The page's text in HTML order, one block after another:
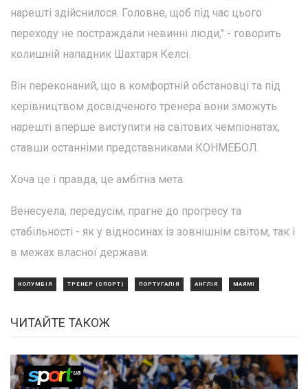
нарешті здійснилося. Головне, щоб під час цього
переходу не постраждали невинні люди," - говорить
колишній нападник Шахтаря Келсі.
Він переконаний, що в комфортній обстановці та під
керівництвом досвідченого тренера вони зможуть
нарешті вперше виступити на світових чемпіонатах,
ставши останніми представниками КОНМЕБОЛ.
Хоча це і правда, це амбітна мета.
Венесуела, передусім, прагне до прогресу та
стабільності - як у відносинах із зовнішнім світом, так і
в межах власної держави.
КОЛУМБІЯ ТРЕНЕР (СПОРТ) ПОРТУГАЛІЯ АНГЛІЯ МАЯМІ
ЧИТАЙТЕ ТАКОЖ